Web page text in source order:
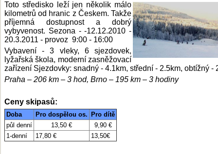
Toto středisko leží jen několik málo
kilometrů od hranic z Českem. Takže
příjemná dostupnost a dobrý
vybyvenost. Sezona - -12.12.2010 -
20.3.2011 - provoz 9:00 - 16:00
Vybavení - 3 vleky, 6 sjezdovek,
lyžařská škola, moderní zasněžovací
zařízení Sjezdovky: snadný - 4.1km, střední - 2.5km, obtížný -
Praha – 206 km – 3 hod, Brno – 195 km – 3 hodiny
Ceny skipasů:
Doba Pro dospělou os.
Pro dítě
půl denní
13,50 €
9,90 €
1-denní
17,80 € 13,50€